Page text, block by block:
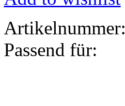
Artikelnummer:
Passend für: